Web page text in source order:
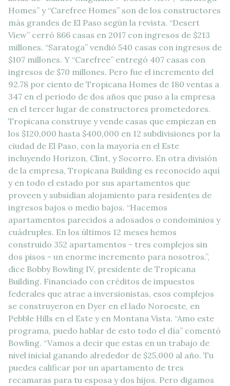
Homes” y “Carefree Homes” son de los constructores
más grandes de El Paso según la revista. “Desert
View” cerró 866 casas en 2017 con ingresos de $213
millones. “Saratoga” vendió 540 casas con ingresos de
$107 millones. Y “Carefree” entregó 407 casas con
ingresos de $70 millones. Pero fue el incremento del
92.78 por ciento de Tropicana Homes de 180 ventas a
347 en el periodo de dos años que puso a la empresa
en el tercer lugar de constructores prometedores.
Tropicana construye y vende casas que empiezan en
los $120,000 hasta $400,000 en 12 subdivisiones por la
ciudad de El Paso, con la mayoría en el Este
incluyendo Horizon, Clint, y Socorro. En otra división
de la empresa, Tropicana Building es reconocido aquí
y en todo el estado por sus apartamentos que
proveen y subsidian alojamiento para residentes de
ingresos bajos o medio bajos. “Hacemos
apartamentos parecidos a adosados o condominios y
cuádruples. En los últimos 12 meses hemos
construido 352 apartamentos - tres complejos sin
dos pisos - un enorme incremento para nosotros.”,
dice Bobby Bowling IV, presidente de Tropicana
Building. Financiado con créditos de impuestos
federales que atrae a inversionistas, esos complejos
se construyeron en Dyer en el lado Noroeste, en
Pebble Hills en el Este y en Montana Vista. “Amo este
programa, puedo hablar de esto todo el día” comentó
Bowling. “Vamos a decir que estas en un trabajo de
nivel inicial ganando alrededor de $25,000 al año. Tu
puedes calificar por un apartamento de tres
recamaras para tu esposa y dos hijos. Pero digamos